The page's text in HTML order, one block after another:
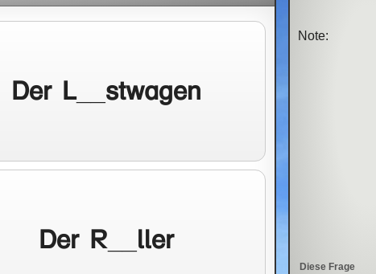
Der L__stwagen
Der R__ller
Note:
Diese Frage